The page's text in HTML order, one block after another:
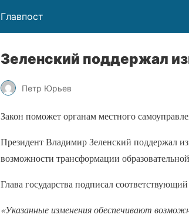
Главпост
Зеленский поддержал
Петр Юрьев
Закон поможет органам местного
Президент Владимир Зеленский поддержал
возможности трансформации
Глава государства подписал
«Указанные изменения обеспечивают